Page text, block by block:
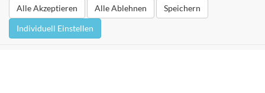
Alle Akzeptieren Alle Ablehnen
Speichern
Individuell Einstellen